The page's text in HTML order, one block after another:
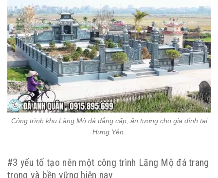
Công trình khu Lăng Mộ đá đẳng cấp, ấn tượng cho gia đình tại
Hưng Yên.
#3 yếu tố tạo nên một công trình Lăng Mộ đá trang
trọng và bền vững hiện nay